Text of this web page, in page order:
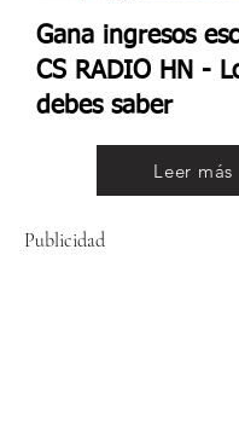
Gana ingresos
CS RADIO HN -
debes saber
Leer más
Publicidad